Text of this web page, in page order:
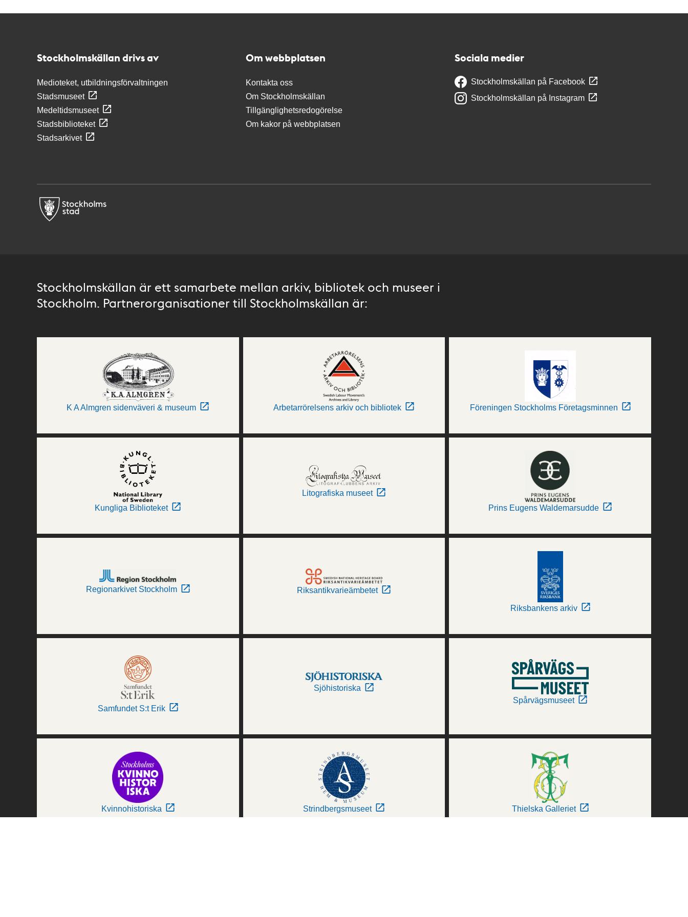
Stockholmskällan drivs av
Medioteket, utbildningsförvaltningen
Stadsmuseet
Medeltidsmuseet
Stadsbiblioteket
Stadsarkivet
Om webbplatsen
Kontakta oss
Om Stockholmskällan
Tillgänglighetsredogörelse
Om kakor på webbplatsen
Sociala medier
Stockholmskällan på Facebook
Stockholmskällan på Instagram
Stockholmskällan är ett samarbete mellan arkiv, bibliotek och museer i
Stockholm. Partnerorganisationer till Stockholmskällan är:
K A Almgren sidenväveri & museum Arbetarrörelsens arkiv och bibliotek Föreningen Stockholms Företagsminnen
Kungliga Biblioteket
Litografiska museet
Prins Eugens Waldemarsudde
Regionarkivet Stockholm Riksantikvarieämbetet
Riksbankens arkiv
Samfundet S:t Erik
Sjöhistoriska
Spårvägsmuseet
Kvinnohistoriska Strindbergsmuseet Thielska Galleriet